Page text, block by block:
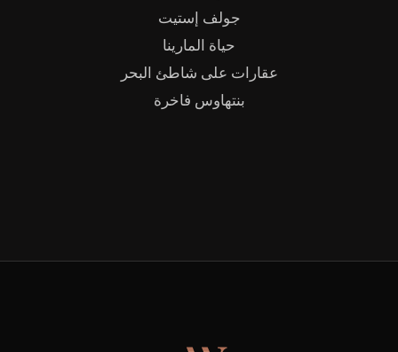
جولف إستيت
حياة المارينا
عقارات على شاطئ البحر
بنتهاوس فاخرة